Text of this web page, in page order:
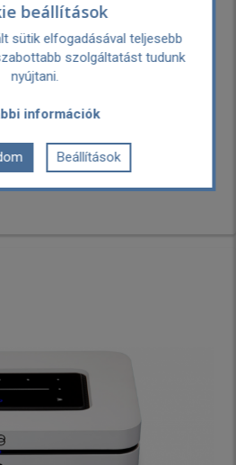
ethernet/USB/AUX/BT
beállítások
sütik elfogadásával teljesebb
szolgáltatást tudunk
nyújtani.
információk
Beállítások